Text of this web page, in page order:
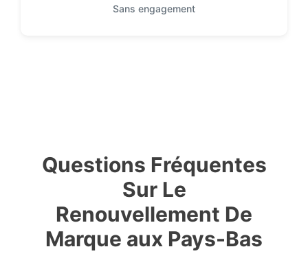
Sans engagement
Questions Fréquentes
Sur Le
Renouvellement De
Marque aux Pays-Bas